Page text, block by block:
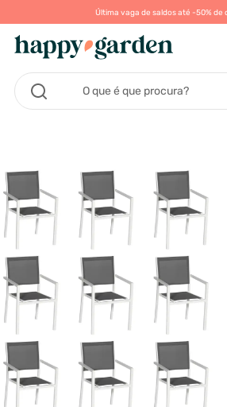
Última vaga de saldos até -50% de